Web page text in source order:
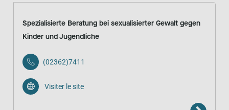
Spezialisierte Beratung bei sexualisierter Gewalt gegen
Kinder und Jugendliche
(02362)7411
Visiter le site